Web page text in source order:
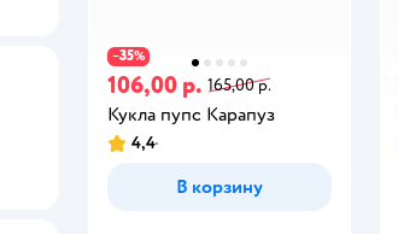
−35%
106,00 р. 165,00 р.
Кукла пупс Карапуз
4,4
В корзину